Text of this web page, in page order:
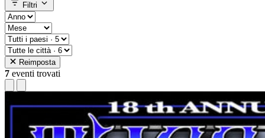
Filtri
Reimposta
7 eventi trovati